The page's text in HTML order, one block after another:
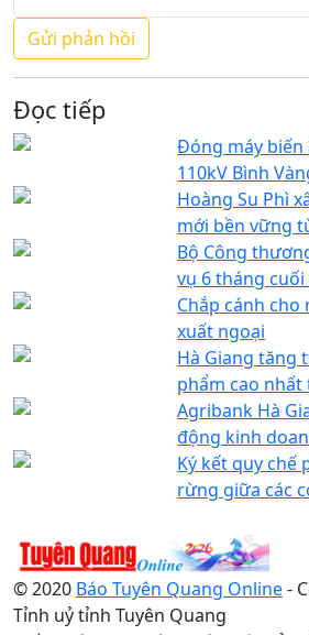
Đọc tiếp
Đóng máy biến
110kV Bình
Hoàng Su Phì
mới bền vững
Bộ Công
vụ 6 tháng cuối
Chắp cánh cho
xuất ngoại
Hà Giang tăng
phẩm cao
Agribank Hà
động kinh
Ký kết quy chế
rừng giữa các
© 2020 Báo Tuyên Quang Online-
Tỉnh uỷ tỉnh Tuyên Quang